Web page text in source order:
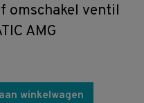
omschakel ventil
AMG
winkelwagen